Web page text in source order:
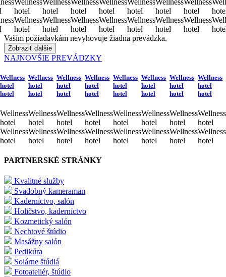
hotel
Wellness
hotel
hotel
Wellness
hotel
hotel
Wellness
hotel
hotel
Wellness
hotel
hotel
Wellness
hotel
hotel
Wellness
hotel
hotel
Wellness
hotel
Vaším požiadavkám nevyhovuje žiadna prevádzka.
Zobraziť ďalšie
NAJNOVŠIE PREVÁDZKY
Wellness
hotel
hotel
Wellness
hotel
Wellness
hotel
Wellness
hotel
hotel
Wellness
hotel
Wellness
hotel
Wellness
hotel
hotel
Wellness
hotel
Wellness
hotel
Wellness
hotel
hotel
Wellness
hotel
Wellness
hotel
Wellness
hotel
hotel
Wellness
hotel
Wellness
hotel
Wellness
hotel
hotel
Wellness
hotel
Wellness
hotel
Wellness
hotel
hotel
Wellness
hotel
Wellness
hotel
Wellness
hotel
hotel
Wellness
hotel
Wellness
hotel
PARTNERSKÉ STRÁNKY
Kvalitné služby
Svadobný kameraman
Kaderníctvo, salón
Holičstvo, kaderníctvo
Kozmetický salón
Nechtové štúdio
Masážny salón
Pedikúra
Solárne štúdiá
Fotoateliér, štúdio